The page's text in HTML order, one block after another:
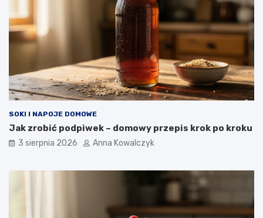
SOKI I NAPOJE DOMOWE
Jak zrobić podpiwek – domowy przepis krok po kroku
3 sierpnia 2026 Anna Kowalczyk